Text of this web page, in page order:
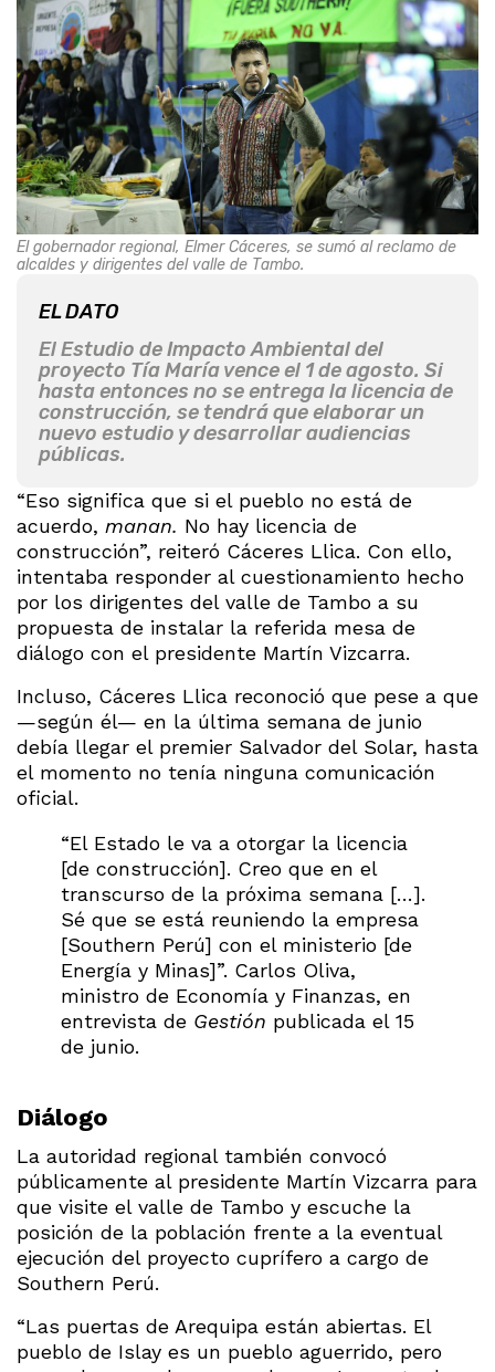
El gobernador regional, Elmer Cáceres, se sumó al reclamo de
alcaldes y dirigentes del valle de Tambo.
EL DATO
El Estudio de Impacto Ambiental del
proyecto Tía María vence el 1 de agosto. Si
hasta entonces no se entrega la licencia de
construcción, se tendrá que elaborar un
nuevo estudio y desarrollar audiencias
públicas.
“Eso significa que si el pueblo no está de
acuerdo, manan. No hay licencia de
construcción”, reiteró Cáceres Llica. Con ello,
intentaba responder al cuestionamiento hecho
por los dirigentes del valle de Tambo a su
propuesta de instalar la referida mesa de
diálogo con el presidente Martín Vizcarra.
Incluso, Cáceres Llica reconoció que pese a que
—según él— en la última semana de junio
debía llegar el premier Salvador del Solar, hasta
el momento no tenía ninguna comunicación
oficial.
“El Estado le va a otorgar la licencia
[de construcción]. Creo que en el
transcurso de la próxima semana […].
Sé que se está reuniendo la empresa
[Southern Perú] con el ministerio [de
Energía y Minas]”. Carlos Oliva,
ministro de Economía y Finanzas, en
entrevista de Gestión publicada el 15
de junio.
Diálogo
La autoridad regional también convocó
públicamente al presidente Martín Vizcarra para
que visite el valle de Tambo y escuche la
posición de la población frente a la eventual
ejecución del proyecto cuprífero a cargo de
Southern Perú.
“Las puertas de Arequipa están abiertas. El
pueblo de Islay es un pueblo aguerrido, pero